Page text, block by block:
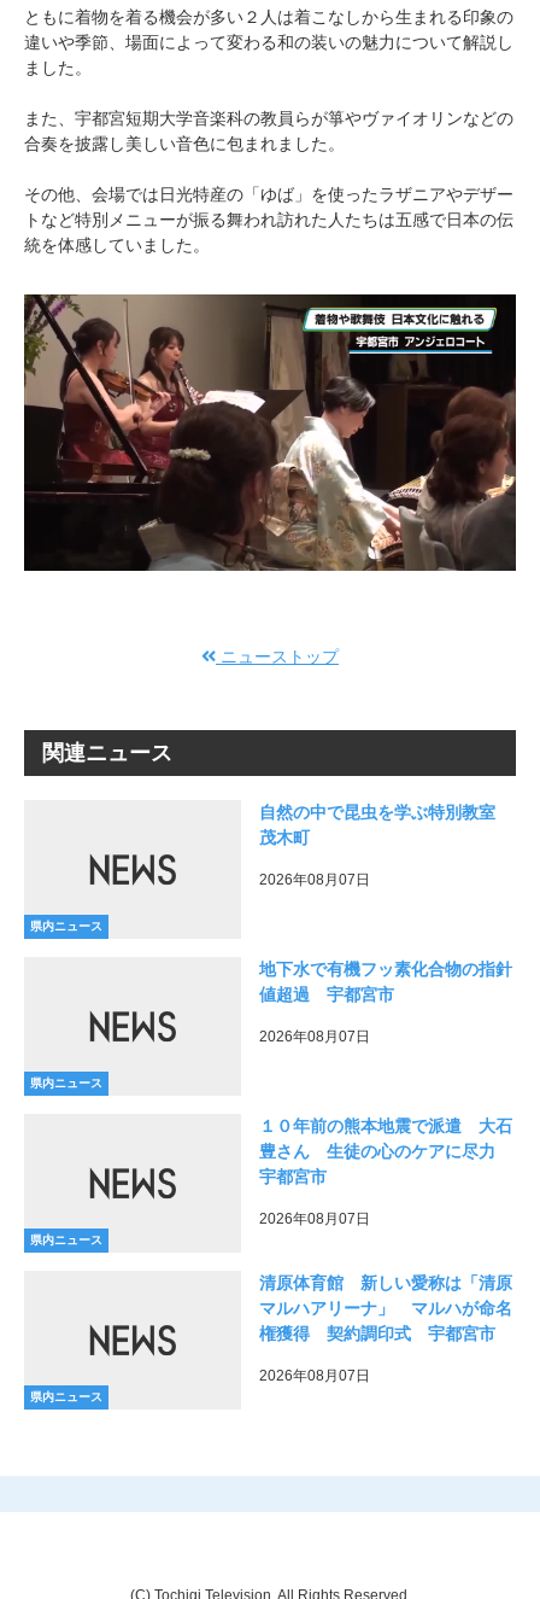
ともに着物を着る機会が多い２人は着こなしから生まれる印象の
違いや季節、場面によって変わる和の装いの魅力について解説し
ました。
また、宇都宮短期大学音楽科の教員らが箏やヴァイオリンなどの
合奏を披露し美しい音色に包まれました。
その他、会場では日光特産の「ゆば」を使ったラザニアやデザー
トなど特別メニューが振る舞われ訪れた人たちは五感で日本の伝
統を体感していました。
ニューストップ
関連ニュース
県内ニュース
自然の中で昆虫を学ぶ特別教室
茂木町
2026年08月07日
県内ニュース
地下水で有機フッ素化合物の指針
値超過 宇都宮市
2026年08月07日
県内ニュース
１０年前の熊本地震で派遣 大石
豊さん 生徒の心のケアに尽力
宇都宮市
2026年08月07日
県内ニュース
清原体育館 新しい愛称は「清原
マルハアリーナ」 マルハが命名
権獲得 契約調印式 宇都宮市
2026年08月07日
(C) Tochigi Television. All Rights Reserved.